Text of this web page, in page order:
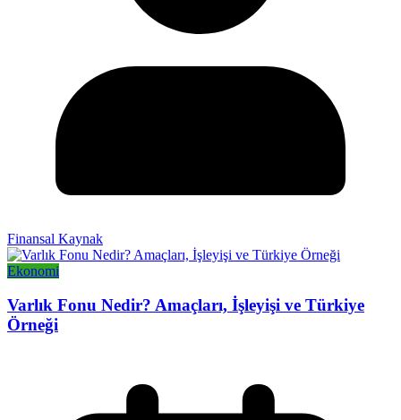
Finansal Kaynak
Ekonomi
Varlık Fonu Nedir? Amaçları, İşleyişi ve Türkiye
Örneği